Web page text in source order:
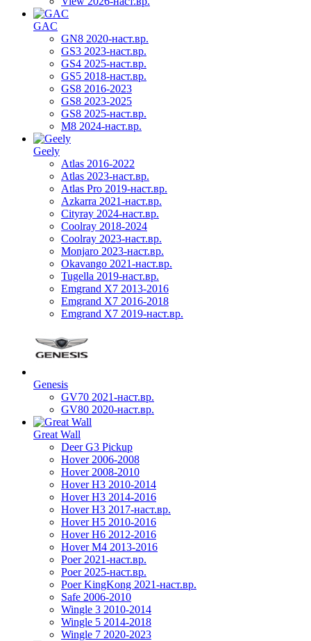
GAC
GN8 2020-наст.вр.
GS3 2023-наст.вр.
GS4 2025-наст.вр.
GS5 2018-наст.вр.
GS8 2016-2023
GS8 2023-2025
GS8 2025-наст.вр.
M8 2024-наст.вр.
Geely
Atlas 2016-2022
Atlas 2023-наст.вр.
Atlas Pro 2019-наст.вр.
Azkarra 2021-наст.вр.
Cityray 2024-наст.вр.
Coolray 2018-2024
Coolray 2023-наст.вр.
Monjaro 2023-наст.вр.
Okavango 2021-наст.вр.
Tugella 2019-наст.вр.
Emgrand Х7 2013-2016
Emgrand X7 2016-2018
Emgrand X7 2019-наст.вр.
Genesis
GV70 2021-наст.вр.
GV80 2020-наст.вр.
Great Wall
Deer G3 Pickup
Hover 2006-2008
Hover 2008-2010
Hover H3 2010-2014
Hover H3 2014-2016
Hover H3 2017-наст.вр.
Hover H5 2010-2016
Hover H6 2012-2016
Hover M4 2013-2016
Poer 2021-наст.вр.
Poer 2025-наст.вр.
Poer KingKong 2021-наст.вр.
Safe 2006-2010
Wingle 3 2010-2014
Wingle 5 2014-2018
Wingle 7 2020-2023